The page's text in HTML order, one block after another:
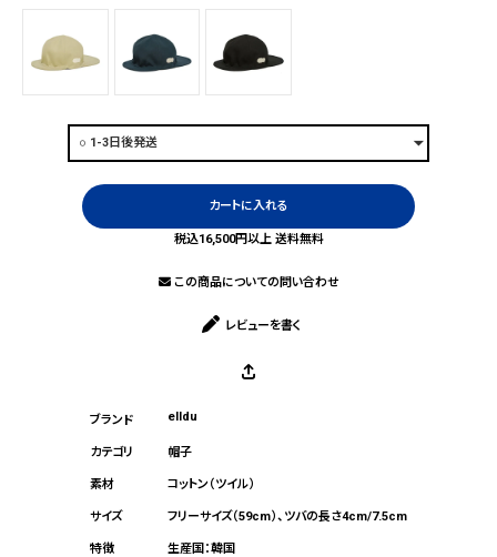
カートに入れる
税込16,500円以上 送料無料
この商品についての問い合わせ
レビューを書く
elldu
帽子
コットン（ツイル）
フリーサイズ（59cm）、ツバの長さ4cm/7.5cm
生産国：韓国